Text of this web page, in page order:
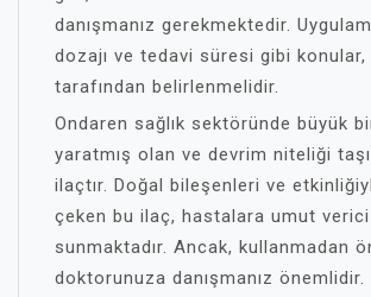
danışmanız gerekmektedir.
dozajı ve tedavi süresi gibi
tarafından belirlenmelidir.
Ondaren sağlık sektöründe büyük
yaratmış olan ve devrim niteliği
ilaçtır. Doğal bileşenleri ve
çeken bu ilaç, hastalara umut
sunmaktadır. Ancak, kullanmadan
doktorunuza danışmanız önemlidir.